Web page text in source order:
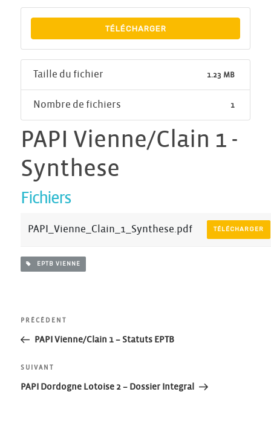
TÉLÉCHARGER
Taille du fichier 1.23 MB
Nombre de fichiers 1
PAPI Vienne/Clain 1 -
Synthese
Fichiers
PAPI_Vienne_Clain_1_Synthese.pdf TÉLÉCHARGER
EPTB VIENNE
Navigation
l’article
Article
précédent
PRÉCÉDENT
PAPI Vienne/Clain 1 – Statuts EPTB
Article
suivant
SUIVANT
PAPI Dordogne Lotoise 2 – Dossier Integral